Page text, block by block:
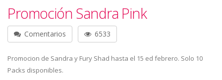
Promoción Sandra Pink
Comentarios 6533
Promocion de Sandra y Fury Shad hasta el 15 ed febrero. Solo 10
Packs disponibles.